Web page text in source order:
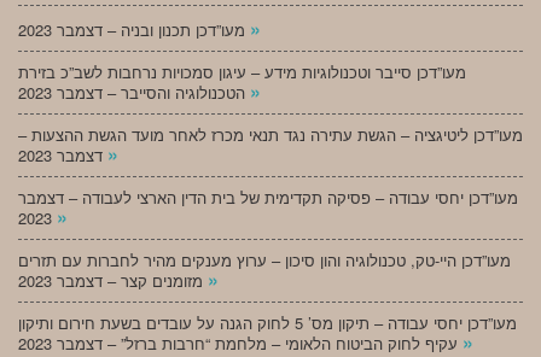
»
מעו”דכן סייבר וטכנולוגיות מידע – עיגון סמכויות נרחבות לשב”כ בזירת
»
מעו”דכן ליטיגציה – הגשת עתירה נגד תנאי מכרז לאחר מועד הגשת ההצעות –
»
מעו”דכן יחסי עבודה – פסיקה תקדימית של בית הדין הארצי לעבודה – דצמבר
»
מעו”דכן היי-טק, טכנולוגיה והון סיכון – ערוץ מענקים מהיר לחברות עם תזרים
»
מעו”דכן יחסי עבודה – תיקון מס’ 5 לחוק הגנה על עובדים בשעת חירום ותיקון
»